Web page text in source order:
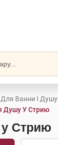
Ванни І Душу
Душу У Стрию
у Стрию